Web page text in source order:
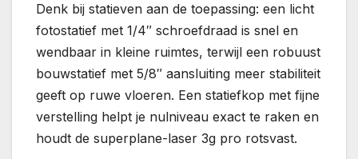
Denk bij statieven aan de toepassing: een licht
fotostatief met 1/4″ schroefdraad is snel en
wendbaar in kleine ruimtes, terwijl een robuust
bouwstatief met 5/8″ aansluiting meer stabiliteit
geeft op ruwe vloeren. Een statiefkop met fijne
verstelling helpt je nulniveau exact te raken en
houdt de superplane-laser 3g pro rotsvast.